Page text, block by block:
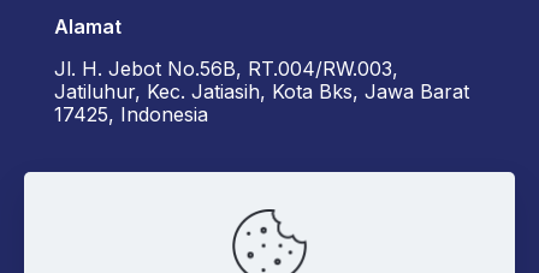
Alamat
Jl. H. Jebot No.56B, RT.004/RW.003,
Jatiluhur, Kec. Jatiasih, Kota Bks, Jawa Barat
17425, Indonesia
+6285162929922 - Diorama